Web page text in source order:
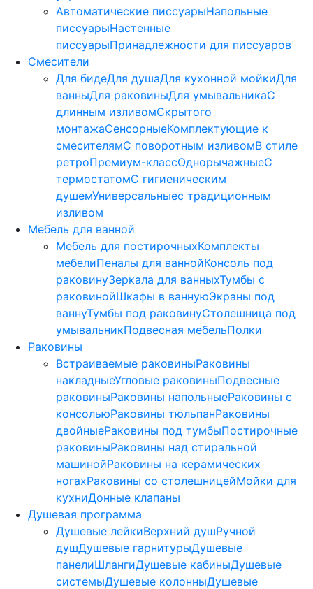
Автоматические писсуарыНапольные
писсуарыНастенные
писсуарыПринадлежности для писсуаров
Смесители
Для бидеДля душаДля кухонной мойкиДля
ванныДля раковиныДля умывальникаС
длинным изливомСкрытого
монтажаСенсорныеКомплектующие к
смесителямС поворотным изливомВ стиле
ретроПремиум-классОднорычажныеС
термостатомС гигиеническим
душемУниверсальныес традиционным
изливом
Мебель для ванной
Мебель для постирочныхКомплекты
мебелиПеналы для ваннойКонсоль под
раковинуЗеркала для ванныхТумбы с
раковинойШкафы в ваннуюЭкраны под
ваннуТумбы под раковинуСтолешница под
умывальникПодвесная мебельПолки
Раковины
Встраиваемые раковиныРаковины
накладныеУгловые раковиныПодвесные
раковиныРаковины напольныеРаковины с
консольюРаковины тюльпанРаковины
двойныеРаковины под тумбыПостирочные
раковиныРаковины над стиральной
машинойРаковины на керамических
ногахРаковины со столешницейМойки для
кухниДонные клапаны
Душевая программа
Душевые лейкиВерхний душРучной
душДушевые гарнитурыДушевые
панелиШлангиДушевые кабиныДушевые
системыДушевые колонныДушевые